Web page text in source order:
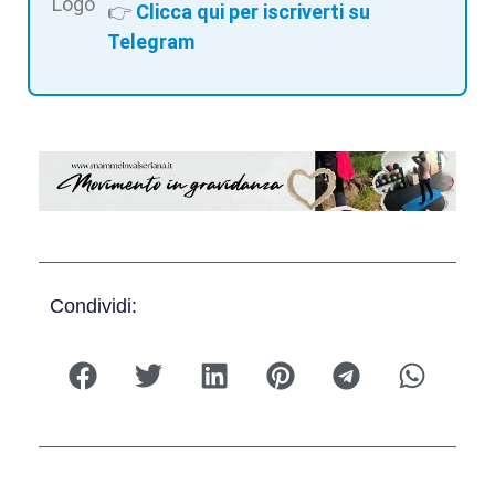
👉 Clicca qui per iscriverti su
Telegram
Condividi: